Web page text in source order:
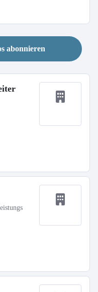
abonnieren